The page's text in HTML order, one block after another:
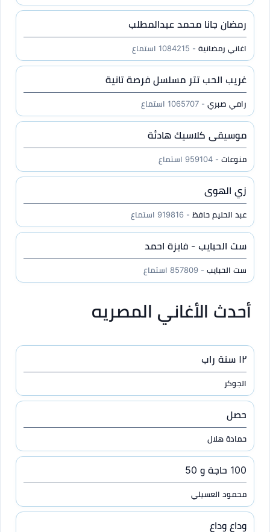
رمضان جانا محمد عبدالمطلب
اغاني رمضانية - 1084215 استماع
غريب الحب تتر مسلسل فرصة تانية
رامي صبري - 1065707 استماع
موسيقى كلاسيك هادئة
منوعات - 959104 استماع
زي الهوى
عبد الحليم حافظ - 919816 استماع
ست الحبايب - فايزة احمد
ست الحبايب - 857809 استماع
أحدث الأغاني المصريه
١٢ سنة راب
الجوكر
حصل
حمادة هلال
100 حاجة و 50
محمود العسيلي
وداع وداع